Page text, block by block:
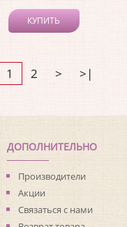
КУПИТЬ
1 2 > >|
ДОПОЛНИТЕЛЬНО
Производители
Акции
Связаться с нами